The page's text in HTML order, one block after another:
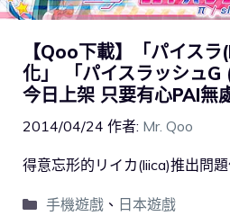
【Qoo下載】「パイス
化」 「パイスラッシュG
今日上架 只要有心PAI無
2014/04/24 作者: Mr. Qoo
得意忘形的リイカ(liica)推出問
手機遊戲、 日本遊戲